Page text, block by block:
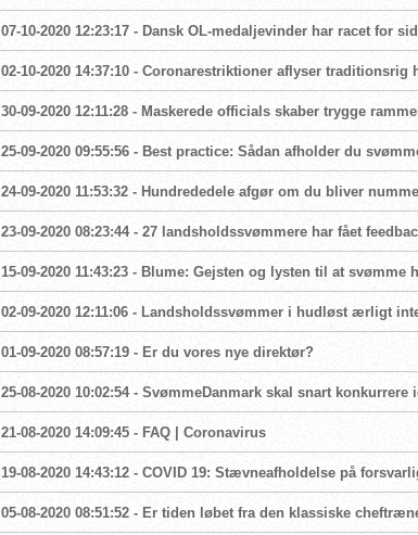
07-10-2020 12:23:17 - Dansk OL-medaljevinder har racet for
02-10-2020 14:37:10 - Coronarestriktioner aflyser traditionsrig
30-09-2020 12:11:28 - Maskerede officials skaber trygge
25-09-2020 09:55:56 - Best practice: Sådan afholder du
24-09-2020 11:53:32 - Hundrededele afgør om du bliver
23-09-2020 08:23:44 - 27 landsholdssvømmere har fået
15-09-2020 11:43:23 - Blume: Gejsten og lysten til at
02-09-2020 12:11:06 - Landsholdssvømmer i hudløst ærligt
01-09-2020 08:57:19 - Er du vores nye direktør?
25-08-2020 10:02:54 - SvømmeDanmark skal snart konkurrere
21-08-2020 14:09:45 - FAQ | Coronavirus
19-08-2020 14:43:12 - COVID 19: Stævneafholdelse på
05-08-2020 08:51:52 - Er tiden løbet fra den klassiske